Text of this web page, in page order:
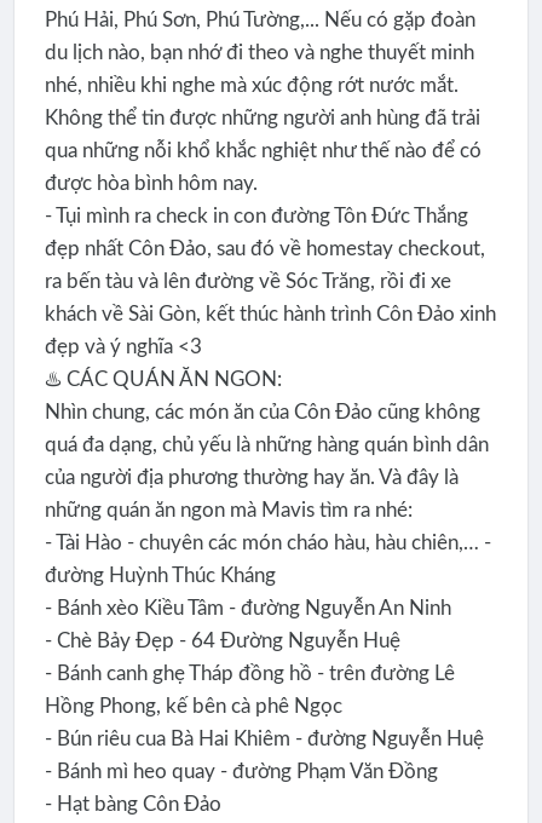
Phú Hải, Phú Sơn, Phú Tường,... Nếu có gặp đoàn
du lịch nào, bạn nhớ đi theo và nghe thuyết minh
nhé, nhiều khi nghe mà xúc động rớt nước mắt.
Không thể tin được những người anh hùng đã trải
qua những nỗi khổ khắc nghiệt như thế nào để có
được hòa bình hôm nay.
- Tụi mình ra check in con đường Tôn Đức Thắng
đẹp nhất Côn Đảo, sau đó về homestay checkout,
ra bến tàu và lên đường về Sóc Trăng, rồi đi xe
khách về Sài Gòn, kết thúc hành trình Côn Đảo xinh
đẹp và ý nghĩa <3
♨️ CÁC QUÁN ĂN NGON:
Nhìn chung, các món ăn của Côn Đảo cũng không
quá đa dạng, chủ yếu là những hàng quán bình dân
của người địa phương thường hay ăn. Và đây là
những quán ăn ngon mà Mavis tìm ra nhé:
- Tài Hào - chuyên các món cháo hàu, hàu chiên,… -
đường Huỳnh Thúc Kháng
- Bánh xèo Kiều Tâm - đường Nguyễn An Ninh
- Chè Bảy Đẹp - 64 Đường Nguyễn Huệ
- Bánh canh ghẹ Tháp đồng hồ - trên đường Lê
Hồng Phong, kế bên cà phê Ngọc
- Bún riêu cua Bà Hai Khiêm - đường Nguyễn Huệ
- Bánh mì heo quay - đường Phạm Văn Đồng
- Hạt bàng Côn Đảo